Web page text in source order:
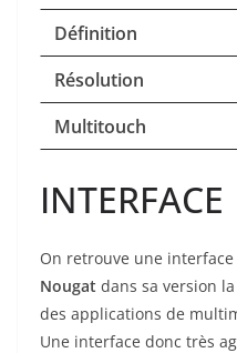
Définition
Résolution
Multitouch
INTERFACE
On retrouve une
Nougat dans sa version
des applications de
Une interface donc très